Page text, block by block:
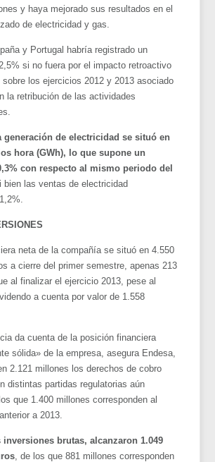
y haya mejorado sus resultados en el
de electricidad y gas.
y Portugal habría registrado un
si no fuera por el impacto retroactivo
sobre los ejercicios 2012 y 2013 asociado
la retribución de las actividades
generación de electricidad se situó en
hora (GWh), lo que supone un
con respecto al mismo periodo del
bien las ventas de electricidad
neta de la compañía se situó en 4.550
a cierre del primer semestre, apenas 213
al finalizar el ejercicio 2013, pese al
a cuenta por valor de 1.558
da cuenta de la posición financiera
sólida» de la empresa, asegura Endesa,
2.121 millones los derechos de cobro
distintas partidas regulatorias aún
que 1.400 millones corresponden al
a 2013.
inversiones brutas, alcanzaron 1.049
, de los que 881 millones corresponden